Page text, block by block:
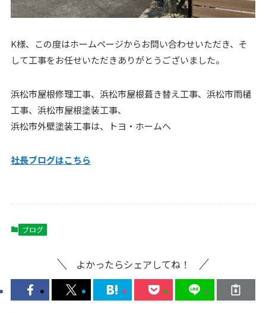
K様、この度はホームページからお問い合わせいただき、そ
して工事をお任せいただきありがとうございました。
浜松市屋根修理工事、浜松市屋根葺き替え工事、浜松市雨樋
工事、浜松市屋根塗装工事、
浜松市外壁塗装工事は、トヨ・ホームへ
社長ブログはこちら
ブログ
よかったらシェアしてね！